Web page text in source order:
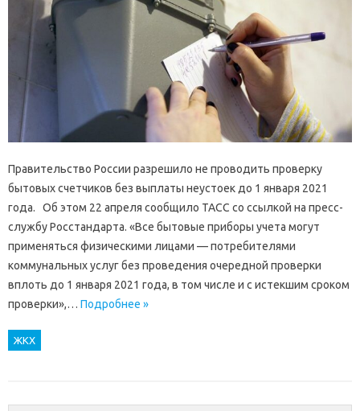
Правительство России разрешило не проводить проверку
бытовых счетчиков без выплаты неустоек до 1 января 2021
года. Об этом 22 апреля сообщило ТАСС со ссылкой на пресс-
службу Росстандарта. «Все бытовые приборы учета могут
применяться физическими лицами — потребителями
коммунальных услуг без проведения очередной проверки
вплоть до 1 января 2021 года, в том числе и с истекшим сроком
проверки»,… Подробнее »
ЖКХ